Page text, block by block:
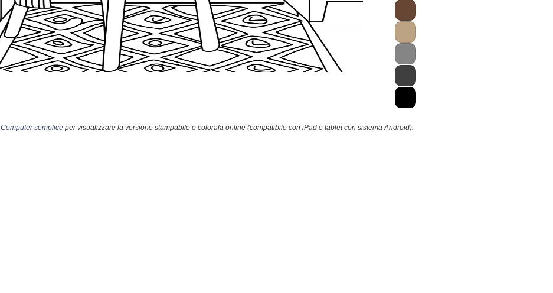
Computer sempliceper visualizzare la versione stampabile o colorala online (compatibile con iPad e tablet con sistema Android).